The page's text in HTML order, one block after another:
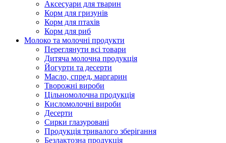
Аксесуари для тварин
Корм для гризунів
Корм для птахів
Корм для риб
Молоко та молочні продукти
Переглянути всі товари
Дитяча молочна продукція
Йогурти та десерти
Масло, спред, маргарин
Творожні вироби
Цільномолочна продукція
Кисломолочні вироби
Десерти
Сирки глазуровані
Продукція тривалого зберігання
Безлактозна продукція